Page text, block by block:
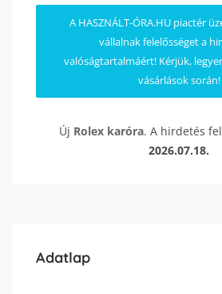
A HASZNÁLT-ÓRA.HU piactér
vállalnak felelősséget a
valóságtartalmáért! Kérjük,
vásárlások során!
Új Rolex karóra. A hirdetés
2026.07.18.
Adatlap